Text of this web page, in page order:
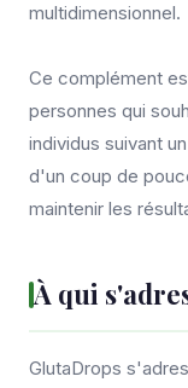
multidimensionnel.
Ce complément
personnes qui
individus suivant
d'un coup de
maintenir les
À qui
GlutaDrops